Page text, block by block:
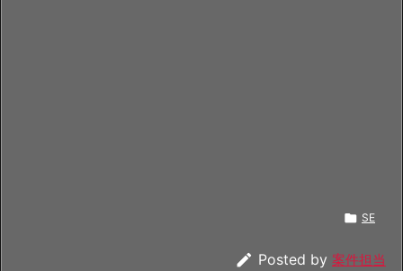
 SE
 Posted by 案件担当